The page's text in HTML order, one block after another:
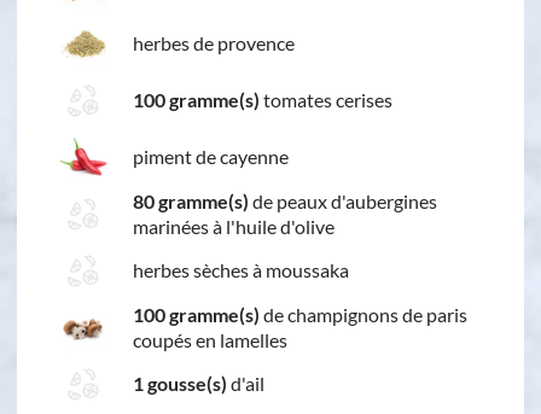
herbes de provence
100 gramme(s) tomates cerises
piment de cayenne
80 gramme(s) de peaux d'aubergines
marinées à l'huile d'olive
herbes sèches à moussaka
100 gramme(s) de champignons de paris
coupés en lamelles
1 gousse(s) d'ail